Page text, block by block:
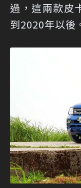
過，這兩款皮
到2020年以後